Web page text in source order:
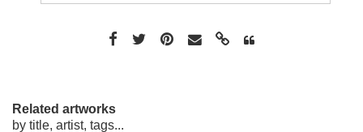
Related artworks
by title, artist, tags...